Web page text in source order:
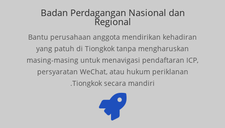
Badan Perdagangan Nasional dan
Regional
Bantu perusahaan anggota mendirikan kehadiran
yang patuh di Tiongkok tanpa mengharuskan
masing-masing untuk menavigasi pendaftaran ICP,
persyaratan WeChat, atau hukum periklanan
Tiongkok secara mandiri.
